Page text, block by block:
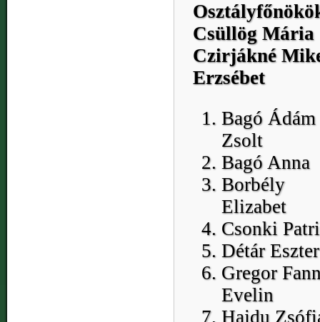
Csüllög Mária
Czirjákné
Erzsébet
Bagó Ádám
Zsolt
Bagó Anna
Borbély
Elizabet
Csonki
Détár Eszter
Gregor
Evelin
Hajdu